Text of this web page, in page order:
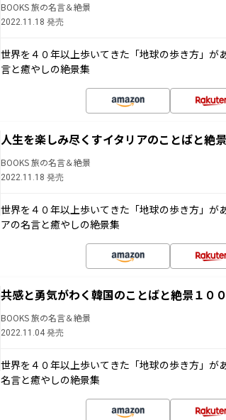
BOOKS 旅の名言＆絶景
2022.11.18 発売
世界を４０年以上歩いてきた「地球の歩き方」が
言と癒やしの絶景集
人生を楽しみ尽くすイタリアのことばと絶
BOOKS 旅の名言＆絶景
2022.11.18 発売
世界を４０年以上歩いてきた「地球の歩き方」が
アの名言と癒やしの絶景集
共感と勇気がわく韓国のことばと絶景１００
BOOKS 旅の名言＆絶景
2022.11.04 発売
世界を４０年以上歩いてきた「地球の歩き方」が
名言と癒やしの絶景集